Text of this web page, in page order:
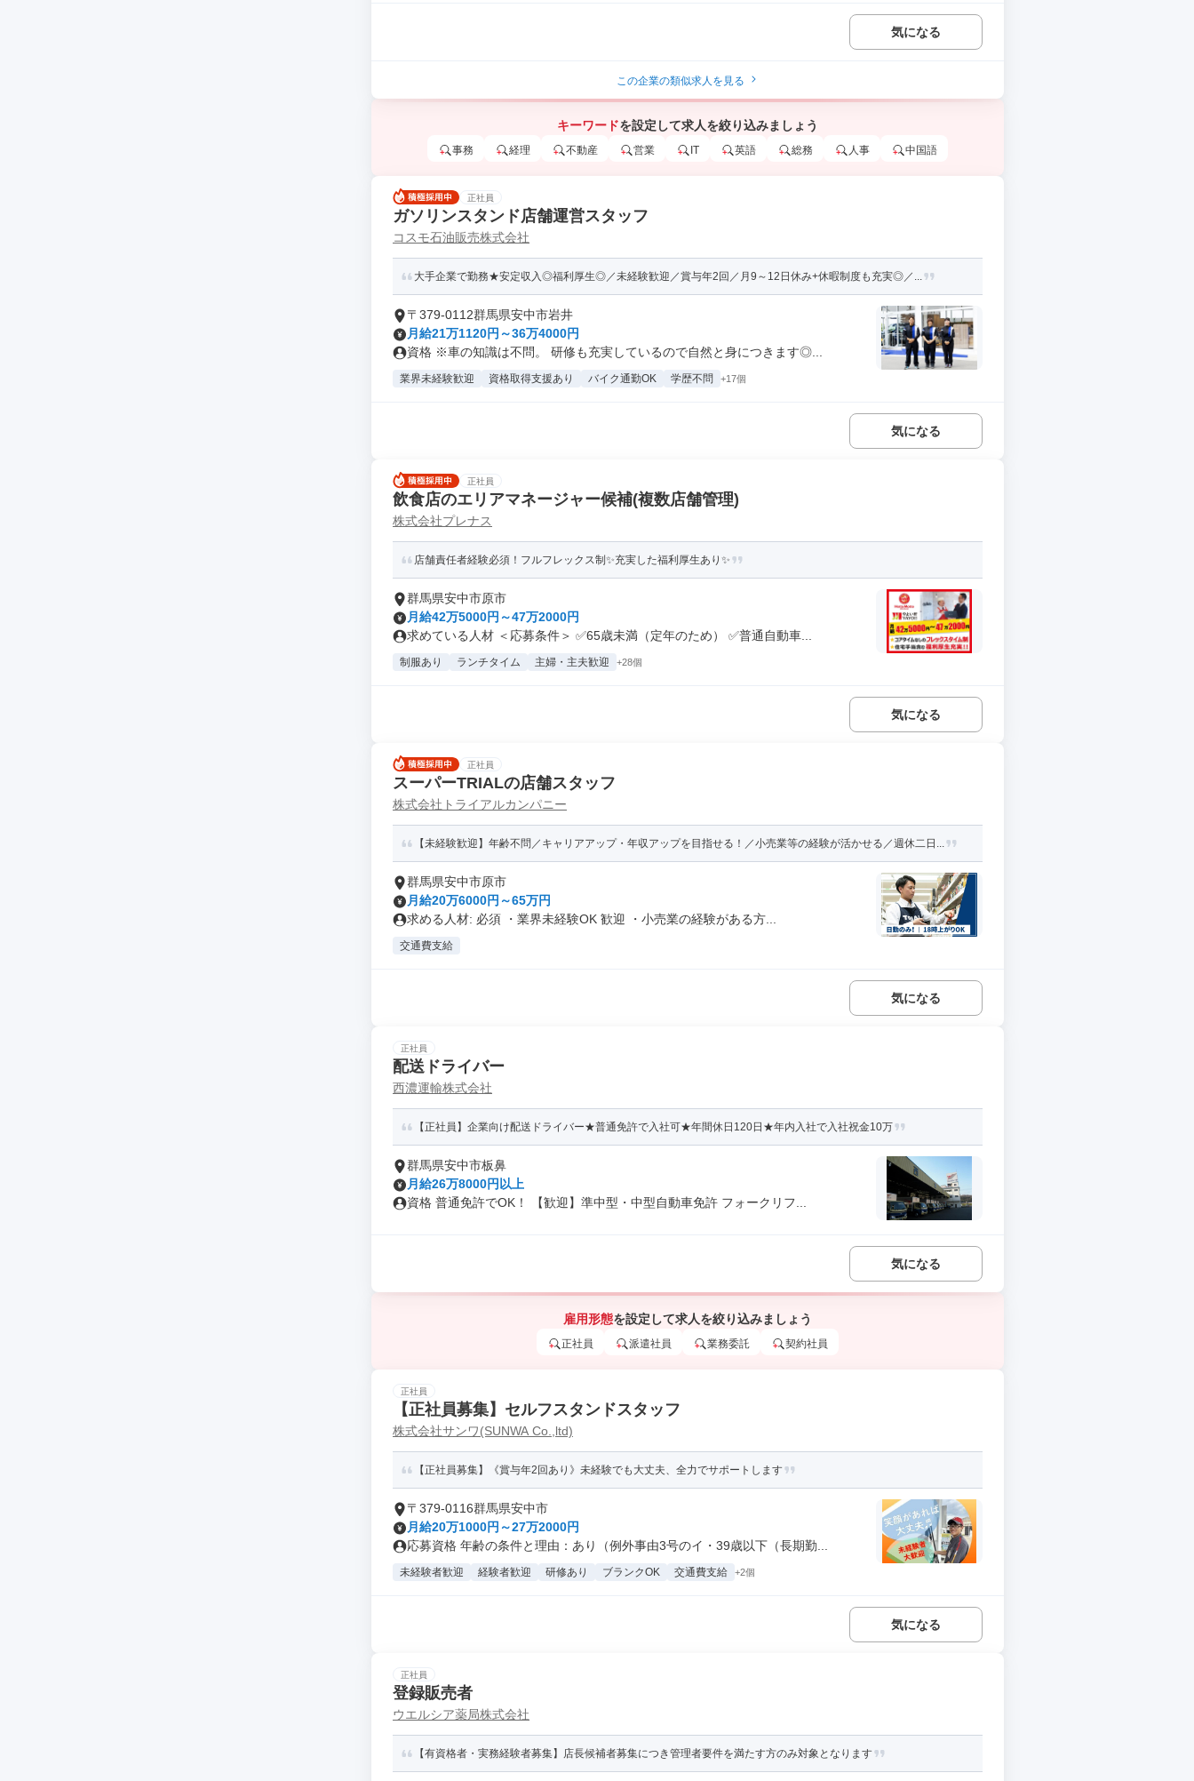
気になる
この企業の類似求人を見る
キーワードを設定して求人を絞り込みましょう
事務 経理 不動産 営業 IT 英語 総務 人事 中国語
正社員
ガソリンスタンド店舗運営スタッフ
コスモ石油販売株式会社
大手企業で勤務★安定収入◎福利厚生◎／未経験歓迎／賞与年2回／月9～12日休み+休暇制度も充実◎／...
〒379-0112群馬県安中市岩井
月給21万1120円～36万4000円
資格 ※車の知識は不問。 研修も充実しているので自然と身につきます◎...
業界未経験歓迎 資格取得支援あり バイク通勤OK 学歴不問 +17個
気になる
正社員
飲食店のエリアマネージャー候補(複数店舗管理)
株式会社プレナス
店舗責任者経験必須！フルフレックス制✨充実した福利厚生あり✨
群馬県安中市原市
月給42万5000円～47万2000円
求めている人材 ＜応募条件＞ ✅65歳未満（定年のため） ✅普通自動車...
制服あり ランチタイム 主婦・主夫歓迎 +28個
気になる
正社員
スーパーTRIALの店舗スタッフ
株式会社トライアルカンパニー
【未経験歓迎】年齢不問／キャリアアップ・年収アップを目指せる！／小売業等の経験が活かせる／週休二日...
群馬県安中市原市
月給20万6000円～65万円
求める人材: 必須 ・業界未経験OK 歓迎 ・小売業の経験がある方...
交通費支給
気になる
正社員
配送ドライバー
西濃運輸株式会社
【正社員】企業向け配送ドライバー★普通免許で入社可★年間休日120日★年内入社で入社祝金10万
群馬県安中市板鼻
月給26万8000円以上
資格 普通免許でOK！ 【歓迎】準中型・中型自動車免許 フォークリフ...
気になる
雇用形態を設定して求人を絞り込みましょう
正社員 派遣社員 業務委託 契約社員
正社員
【正社員募集】セルフスタンドスタッフ
株式会社サンワ(SUNWA Co.,ltd)
【正社員募集】《賞与年2回あり》未経験でも大丈夫、全力でサポートします
〒379-0116群馬県安中市
月給20万1000円～27万2000円
応募資格 年齢の条件と理由：あり（例外事由3号のイ・39歳以下（長期勤...
未経験者歓迎 経験者歓迎 研修あり ブランクOK 交通費支給 +2個
気になる
正社員
登録販売者
ウエルシア薬局株式会社
【有資格者・実務経験者募集】店長候補者募集につき管理者要件を満たす方のみ対象となります